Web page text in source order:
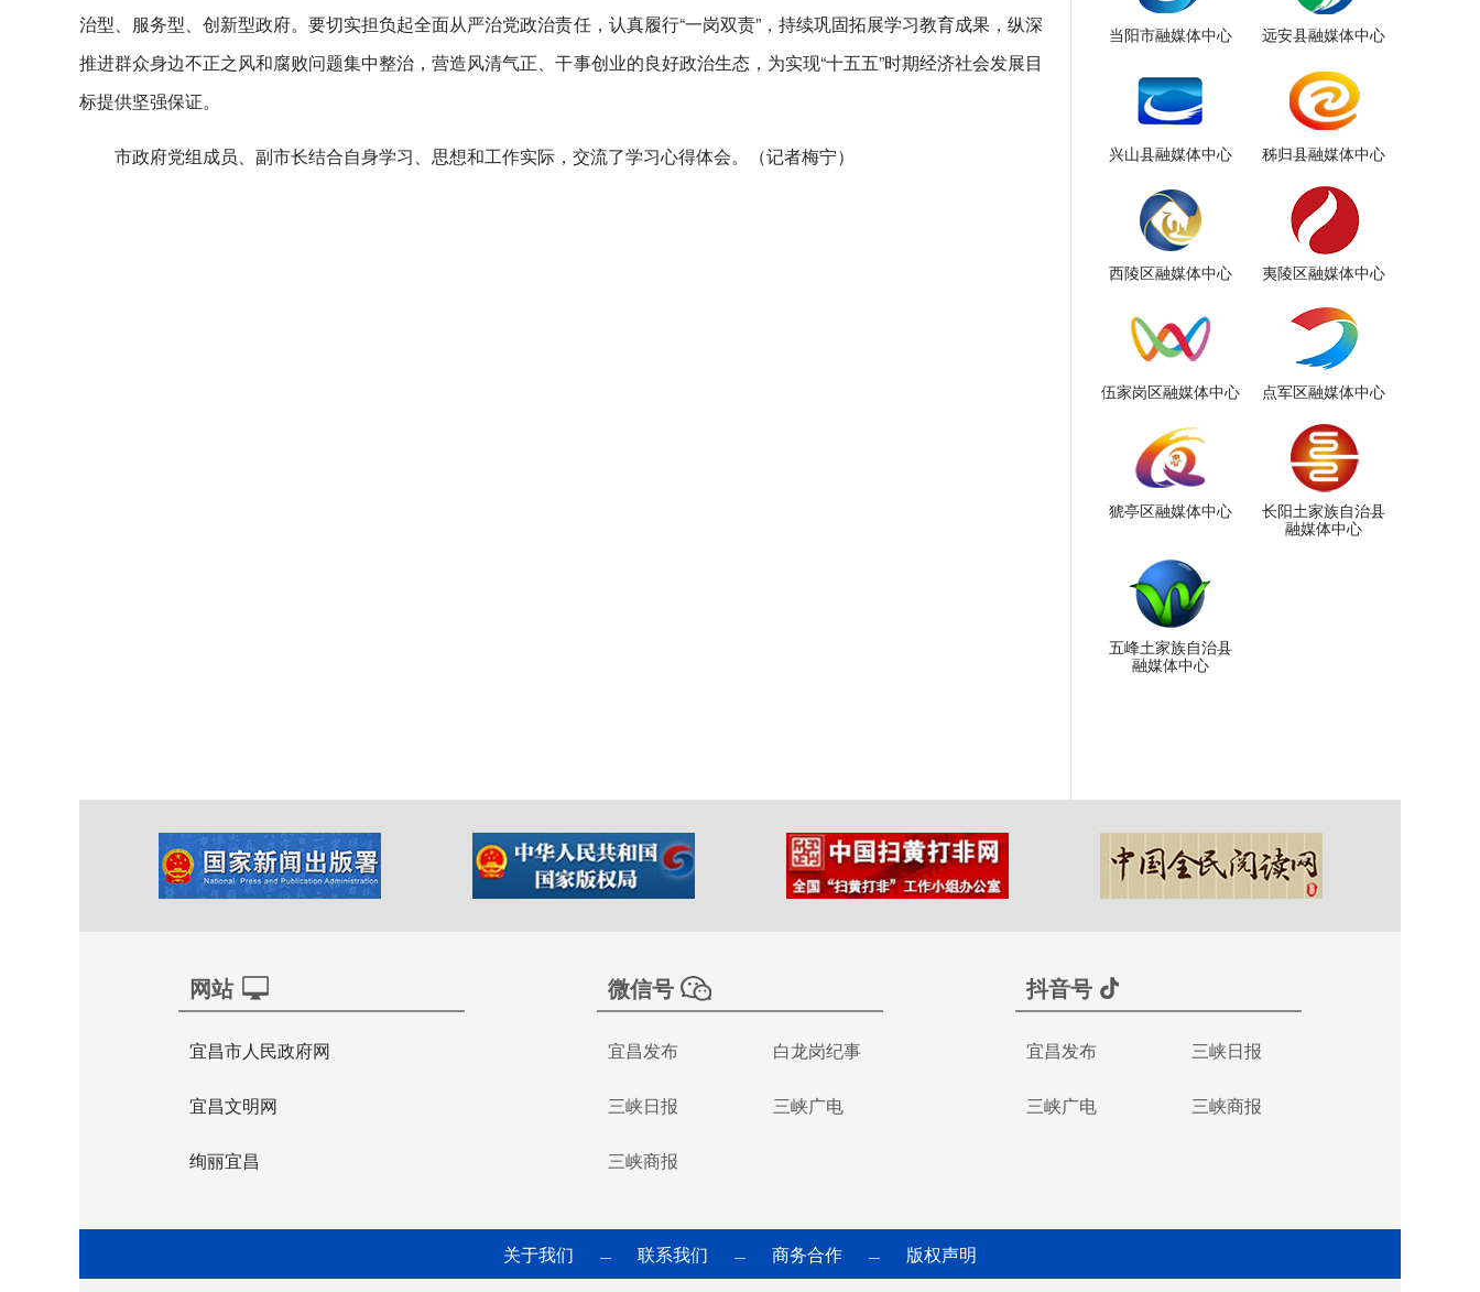
治型、服务型、创新型政府。要切实担负起全面从严治党政治责任，认真履行“一岗双责”，持续巩固拓展学习教育成果，纵深
推进群众身边不正之风和腐败问题集中整治，营造风清气正、干事创业的良好政治生态，为实现“十五五”时期经济社会发展目
标提供坚强保证。
市政府党组成员、副市长结合自身学习、思想和工作实际，交流了学习心得体会。（记者梅宁）
当阳市融媒体中心 远安县融媒体中心
兴山县融媒体中心 秭归县融媒体中心
西陵区融媒体中心 夷陵区融媒体中心
伍家岗区融媒体中心 点军区融媒体中心
猇亭区融媒体中心
长阳土家族自治县
融媒体中心
五峰土家族自治县
融媒体中心
网站
宜昌市人民政府网
宜昌文明网
绚丽宜昌
微信号
宜昌发布 白龙岗纪事
三峡日报 三峡广电
三峡商报
抖音号
宜昌发布 三峡日报
三峡广电 三峡商报
关于我们 — 联系我们 — 商务合作 — 版权声明